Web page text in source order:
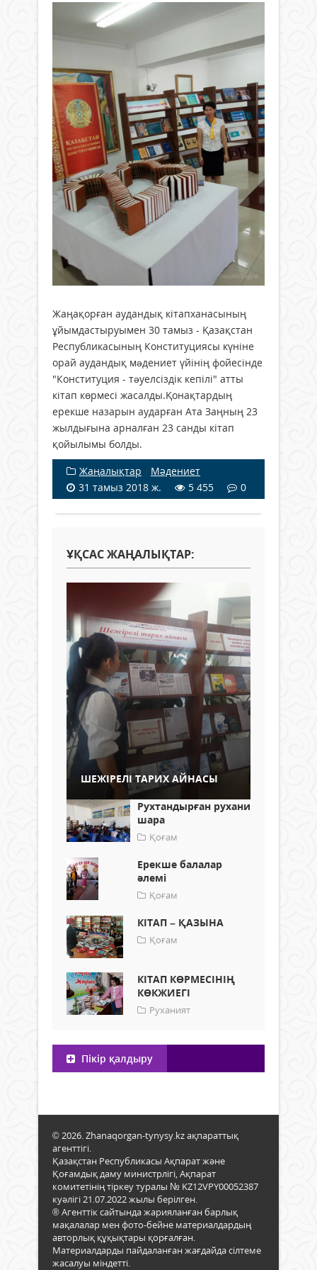
Жаңақорған аудандық кітапханасының
ұйымдастыруымен 30 тамыз - Қазақстан
Республикасының Конституциясы күніне
орай аудандық мəдениет үйінің фойесінде
"Конституция - тəуелсіздік кепілі" атты
кітап көрмесі жасалды.Қонақтардың
ерекше назарын аударған Ата Заңның 23
жылдығына арналған 23 санды кітап
қойылымы болды.
Жаңалықтар / Мәдениет
31 тамыз 2018 ж.
5 455 0
ҰҚСАС ЖАҢАЛЫҚТАР:
ШЕЖІРЕЛІ ТАРИХ АЙНАСЫ
Рухтандырған рухани
шара
Қоғам
Ерекше балалар
әлемі
Қоғам
КІТАП – ҚАЗЫНА
Қоғам
КІТАП КӨРМЕСІНІҢ
КӨКЖИЕГІ
Руханият
Пікір қалдыру
© 2026. Zhanaqorgan-tynysy.kz ақпараттық
агенттігі.
Қазақстан Республикасы Ақпарат және
Қоғамдық даму министрлігі, Ақпарат
комитетінің тіркеу туралы № KZ12VPY00052387
куәлігі 21.07.2022 жылы берілген.
® Агенттік сайтында жарияланған барлық
мақалалар мен фото-бейне материалдардың
авторлық құқықтары қорғалған.
Материалдарды пайдаланған жағдайда сілтеме
жасалуы міндетті.